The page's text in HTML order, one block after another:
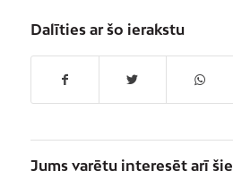
Dalīties ar šo ierakstu
Jums varētu interesēt arī